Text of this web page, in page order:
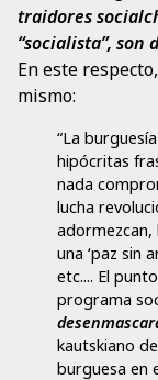
traidores
“socialista”, son
En este
mismo:
“La
hipócritas
nada
lucha
adormezcan,
una ‘paz sin
etc.... El
programa
kautskiano
burguesa en